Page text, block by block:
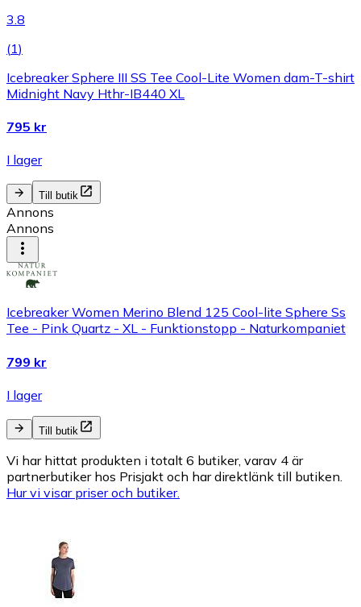
3.8
(1)
Icebreaker Sphere III SS Tee Cool-Lite Women dam-T-shirt
Midnight Navy Hthr-IB440 XL
795 kr
I lager
Till butik
Annons
Annons
Icebreaker Women Merino Blend 125 Cool-lite Sphere Ss
Tee - Pink Quartz - XL - Funktionstopp - Naturkompaniet
799 kr
I lager
Till butik
Vi har hittat produkten i totalt 6 butiker, varav 4 är
partnerbutiker hos Prisjakt och har direktlänk till butiken.
Hur vi visar priser och butiker.